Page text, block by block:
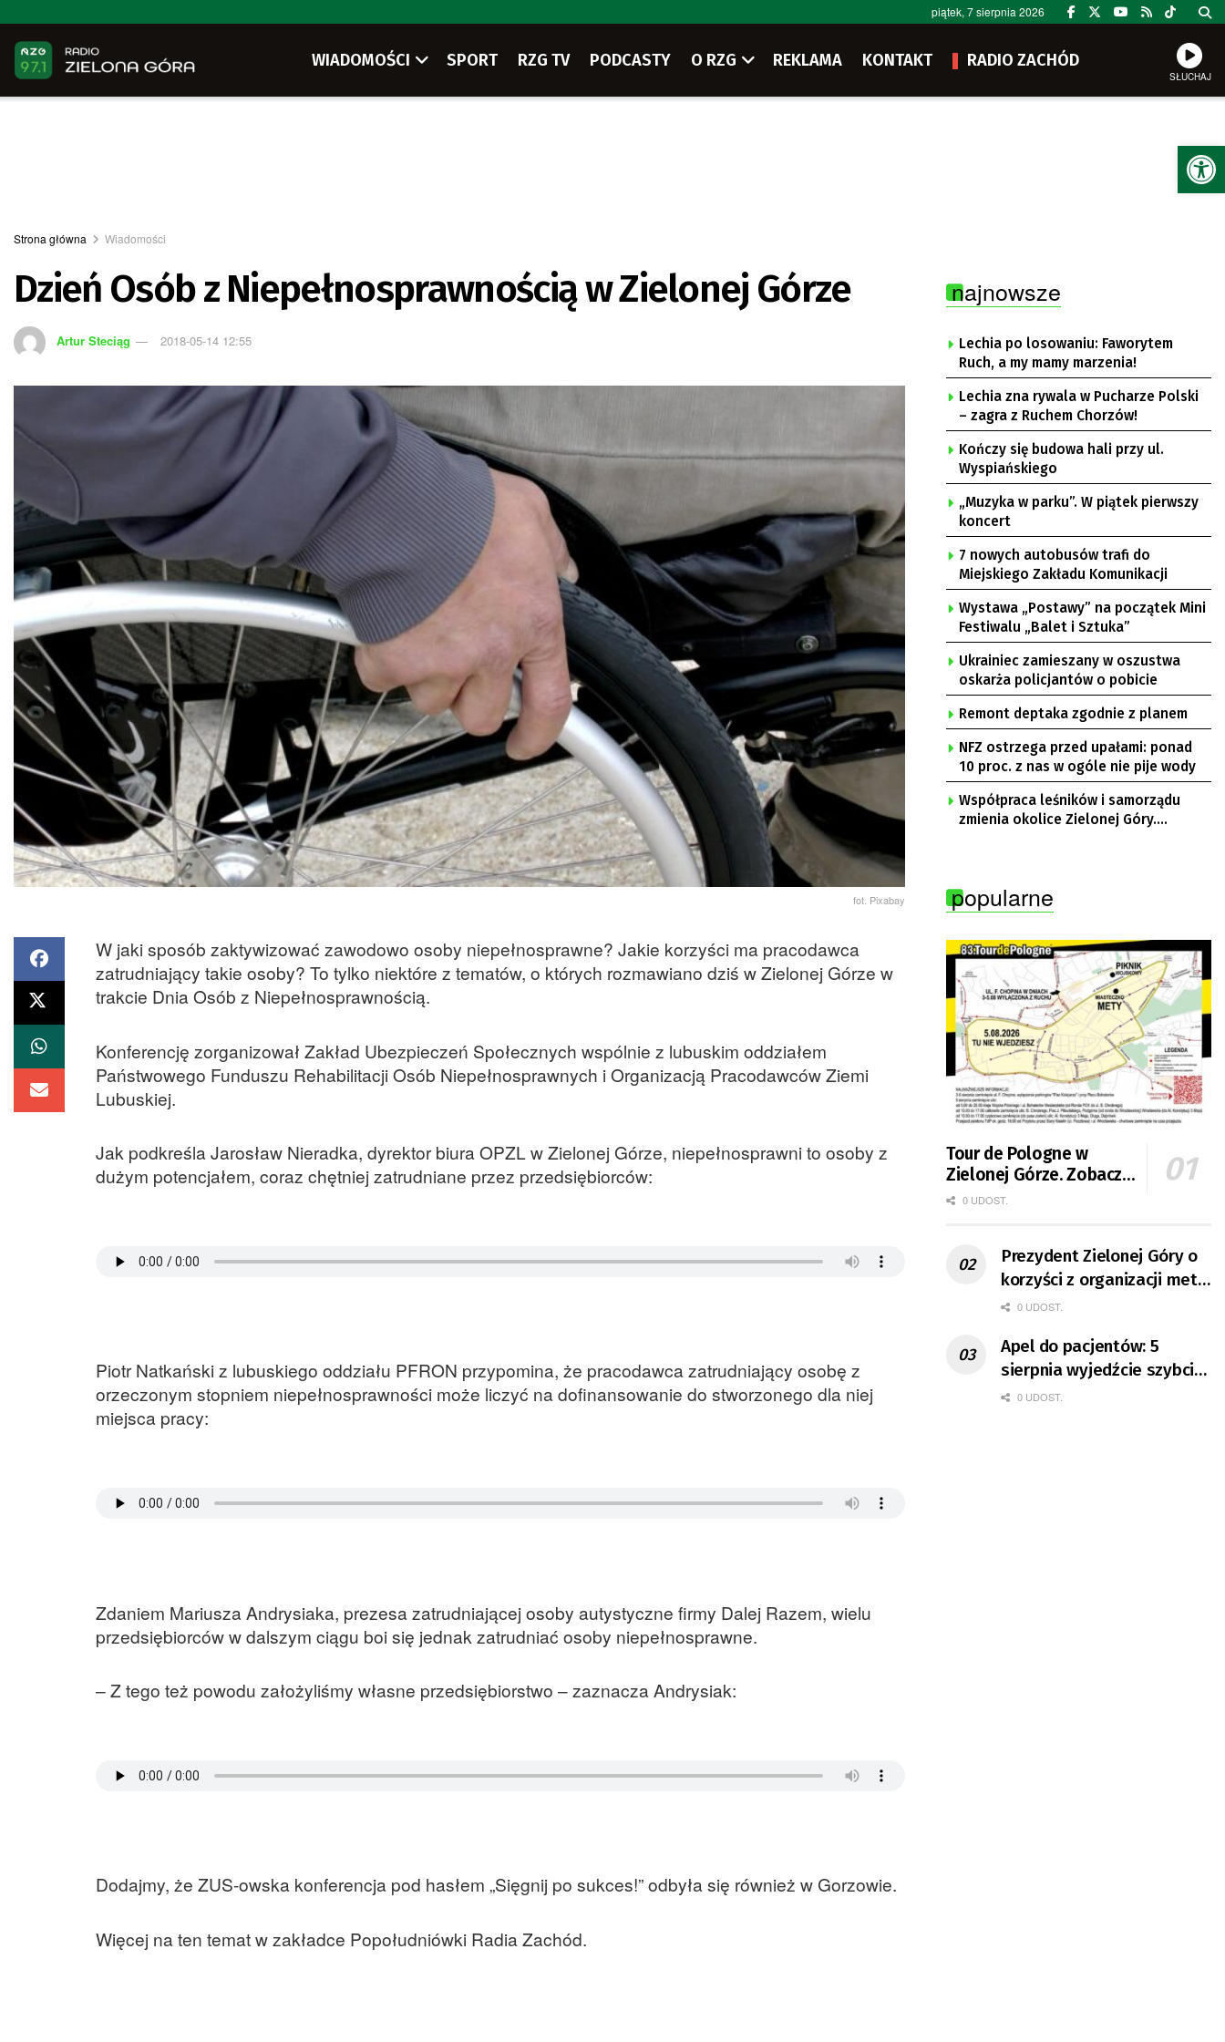
piątek, 7 sierpnia 2026
WIADOMOŚCI SPORT RZG TV PODCASTY O RZG REKLAMA KONTAKT RADIO ZACHÓD
SŁUCHAJ
Strona główna Wiadomości
Dzień Osób z Niepełnosprawnością w Zielonej Górze
Artur Steciąg 2018-05-14 12:55
fot. Pixabay
W jaki sposób zaktywizować zawodowo osoby niepełnosprawne? Jakie korzyści ma pracodawca
zatrudniający takie osoby? To tylko niektóre z tematów, o których rozmawiano dziś w Zielonej Górze w
trakcie Dnia Osób z Niepełnosprawnością.
Konferencję zorganizował Zakład Ubezpieczeń Społecznych wspólnie z lubuskim oddziałem
Państwowego Funduszu Rehabilitacji Osób Niepełnosprawnych i Organizacją Pracodawców Ziemi
Lubuskiej.
Jak podkreśla Jarosław Nieradka, dyrektor biura OPZL w Zielonej Górze, niepełnosprawni to osoby z
dużym potencjałem, coraz chętniej zatrudniane przez przedsiębiorców:
Piotr Natkański z lubuskiego oddziału PFRON przypomina, że pracodawca zatrudniający osobę z
orzeczonym stopniem niepełnosprawności może liczyć na dofinansowanie do stworzonego dla niej
miejsca pracy:
Zdaniem Mariusza Andrysiaka, prezesa zatrudniającej osoby autystyczne firmy Dalej Razem, wielu
przedsiębiorców w dalszym ciągu boi się jednak zatrudniać osoby niepełnosprawne.
– Z tego też powodu założyliśmy własne przedsiębiorstwo – zaznacza Andrysiak:
Dodajmy, że ZUS-owska konferencja pod hasłem „Sięgnij po sukces!” odbyła się również w Gorzowie.
Więcej na ten temat w zakładce Popołudniówki Radia Zachód.
najnowsze
Lechia po losowaniu: Faworytem
Ruch, a my mamy marzenia!
Lechia zna rywala w Pucharze Polski
– zagra z Ruchem Chorzów!
Kończy się budowa hali przy ul.
Wyspiańskiego
„Muzyka w parku”. W piątek pierwszy
koncert
7 nowych autobusów trafi do
Miejskiego Zakładu Komunikacji
Wystawa „Postawy” na początek Mini
Festiwalu „Balet i Sztuka”
Ukrainiec zamieszany w oszustwa
oskarża policjantów o pobicie
Remont deptaka zgodnie z planem
NFZ ostrzega przed upałami: ponad
10 proc. z nas w ogóle nie pije wody
Współpraca leśników i samorządu
zmienia okolice Zielonej Góry.
popularne
Tour de Pologne w
Zielonej Górze. Zobacz
zmiany w organizacji
0 UDOST.
Prezydent Zielonej Góry o
korzyści z organizacji mety
Tour de Pologne
0 UDOST.
Apel do pacjentów: 5
sierpnia wyjedźcie szybciej
z domów
0 UDOST.